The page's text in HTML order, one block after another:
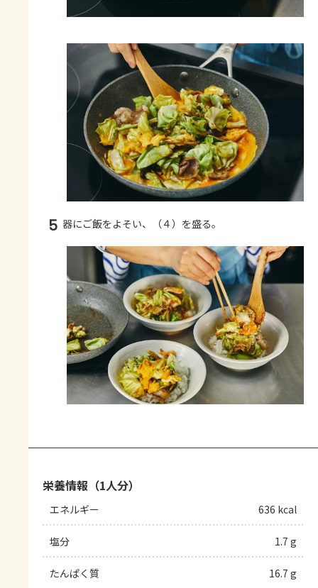
5 器にご飯をよそい、（４）を盛る。
栄養情報（1人分）
エネルギー 636 kcal
塩分 1.7 g
たんぱく質 16.7 g